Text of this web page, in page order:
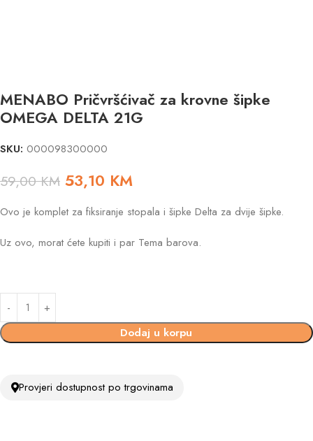
MENABO Pričvršćivač za krovne šipke
OMEGA DELTA 21G
SKU: 000098300000
59,00KM 53,10 KM
Ovo je komplet za fiksiranje stopala i šipke Delta za dvije šipke.
Uz ovo, morat ćete kupiti i par Tema barova.
Dodaj u korpu
Provjeri dostupnost po trgovinama